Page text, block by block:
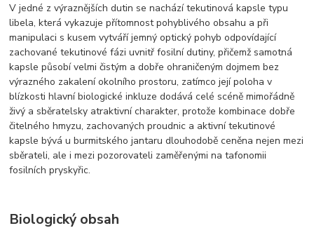
V jedné z výraznějších dutin se nachází tekutinová kapsle typu
libela, která vykazuje přítomnost pohyblivého obsahu a při
manipulaci s kusem vytváří jemný optický pohyb odpovídající
zachované tekutinové fázi uvnitř fosilní dutiny, přičemž samotná
kapsle působí velmi čistým a dobře ohraničeným dojmem bez
výrazného zakalení okolního prostoru, zatímco její poloha v
blízkosti hlavní biologické inkluze dodává celé scéně mimořádně
živý a sběratelsky atraktivní charakter, protože kombinace dobře
čitelného hmyzu, zachovaných proudnic a aktivní tekutinové
kapsle bývá u burmitského jantaru dlouhodobě ceněna nejen mezi
sběrateli, ale i mezi pozorovateli zaměřenými na tafonomii
fosilních pryskyřic.
Biologický obsah